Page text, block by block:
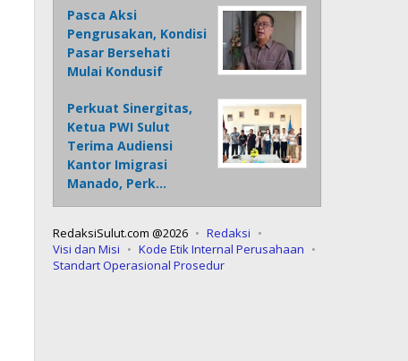
Pasca Aksi
Pengrusakan, Kondisi
Pasar Bersehati
Mulai Kondusif
Perkuat Sinergitas,
Ketua PWI Sulut
Terima Audiensi
Kantor Imigrasi
Manado, Perk…
RedaksiSulut.com @2026
Redaksi
Visi dan Misi
Kode Etik Internal Perusahaan
Standart Operasional Prosedur